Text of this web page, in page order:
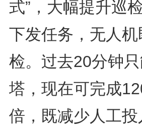
式”，大幅提升巡
下发任务，无人
检。过去20分钟
塔，现在可完成
倍，既减少人工